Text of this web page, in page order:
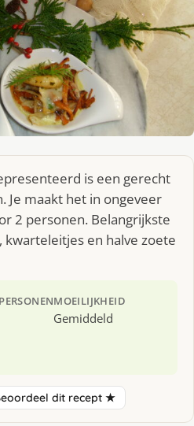
is een gerecht
Je maakt het in ongeveer
2 personen. Belangrijkste
kwarteleitjes en halve zoete
MOEILIJKHEID
Gemiddeld
dit recept ★